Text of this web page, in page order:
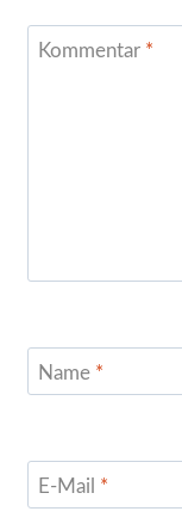
Kommentar *
Name *
E-Mail *